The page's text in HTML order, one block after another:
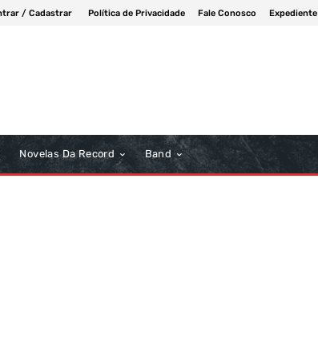
/ Cadastrar Política de Privacidade Fale Conosco Expediente
Novelas Da Record Band